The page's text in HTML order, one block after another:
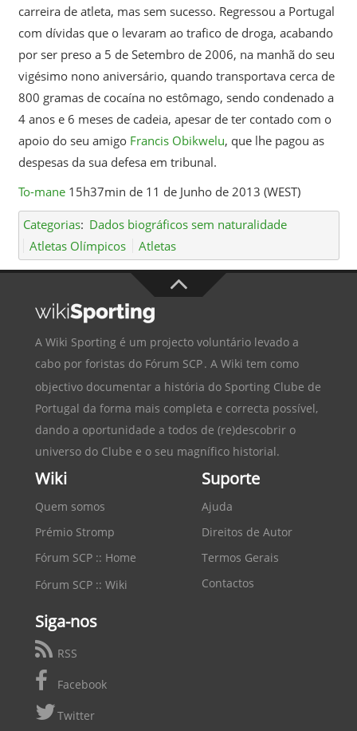
carreira de atleta, mas sem sucesso. Regressou a Portugal
com dívidas que o levaram ao trafico de droga, acabando
por ser preso a 5 de Setembro de 2006, na manhã do seu
vigésimo nono aniversário, quando transportava cerca de
800 gramas de cocaína no estômago, sendo condenado a
4 anos e 6 meses de cadeia, apesar de ter contado com o
apoio do seu amigo Francis Obikwelu, que lhe pagou as
despesas da sua defesa em tribunal.
To-mane15h37min de 11 de Junho de 2013 (WEST)
Categorias: Dados biográficos sem naturalidade
Atletas Olímpicos
Atletas
A Wiki Sporting é um projecto voluntário levado a
cabo por foristas do Fórum SCP. A Wiki tem como
objectivo documentar a história do Sporting Clube de
Portugal da forma mais completa e correcta possível,
dando a oportunidade a todos de (re)descobrir o
universo do Clube e o seu magnífico historial.
Wiki
Quem somos
Prémio Stromp
Fórum SCP :: Home
Fórum SCP :: Wiki
Suporte
Ajuda
Direitos de Autor
Termos Gerais
Contactos
Siga-nos
RSS
Facebook
Twitter